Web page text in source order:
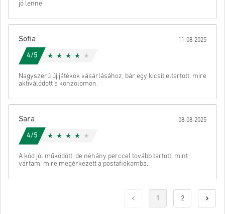
jó lenne.
Sofia 11-08-2025
4/5
Nagyszerű új játékok vásárlásához, bár egy kicsit eltartott, mire
aktiválódott a konzolomon.
Sara 08-08-2025
4/5
A kód jól működött, de néhány perccel tovább tartott, mint
vártam, mire megérkezett a postafiókomba.
1 2